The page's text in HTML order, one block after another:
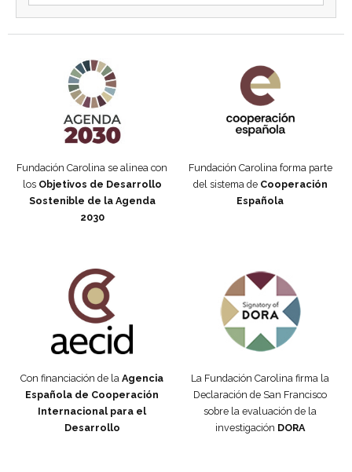
Fundación Carolina se alinea con
los Objetivos de Desarrollo
Sostenible de la Agenda
2030
Fundación Carolina forma parte
del sistema de Cooperación
Española
Con financiación de la Agencia
Española de Cooperación
Internacional para el
Desarrollo
La Fundación Carolina firma la
Declaración de San Francisco
sobre la evaluación de la
investigación DORA